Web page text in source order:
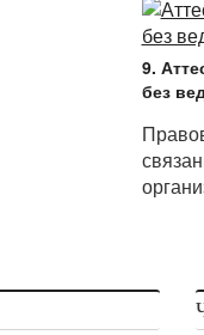
9.
без